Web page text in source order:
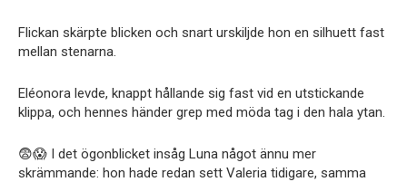
Flickan skärpte blicken och snart urskiljde hon en silhuett fast
mellan stenarna.
Eléonora levde, knappt hållande sig fast vid en utstickande
klippa, och hennes händer grep med möda tag i den hala ytan.
😨😱 I det ögonblicket insåg Luna något ännu mer
skrämmande: hon hade redan sett Valeria tidigare, samma